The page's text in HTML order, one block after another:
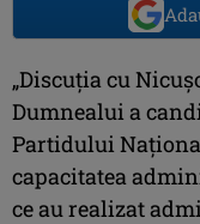
„Discuţia cu
Dumnealui a
Partidului
capacitatea
ce au realizat